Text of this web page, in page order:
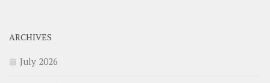
ARCHIVES
July 2026